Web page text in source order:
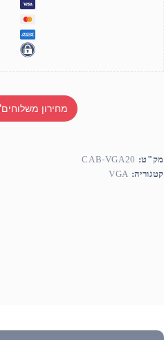
מחירון משלוחים
מק"ט: CAB-VGA20
קטגוריה: VGA